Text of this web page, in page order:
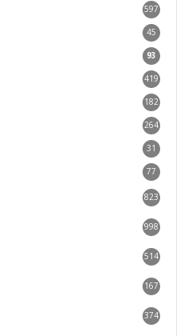
597
45
93
419
182
264
31
77
823
998
514
167
374